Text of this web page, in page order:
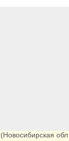
, (Новосибирская обл